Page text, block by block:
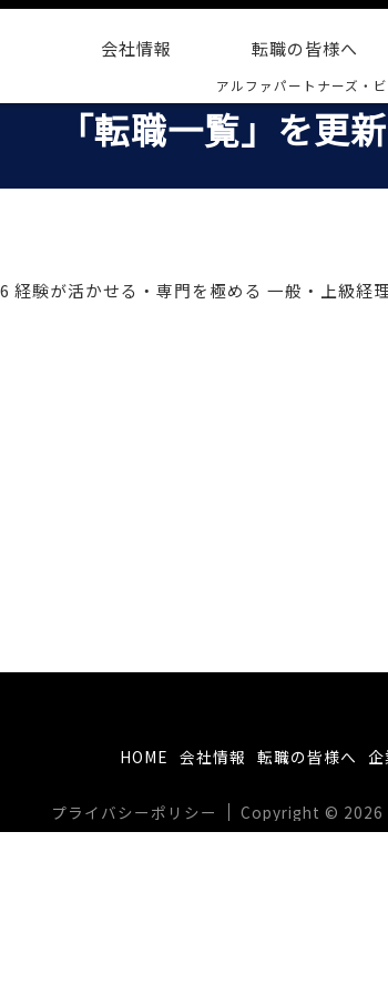
会社情報 転職の皆様へ
アルファパートナーズ・
「転職一覧」を更
経験が活かせる・専門を極める 一般・上級
HOME 会社情報 転職の皆様へ
プライバシーポリシー Copyright © 2026